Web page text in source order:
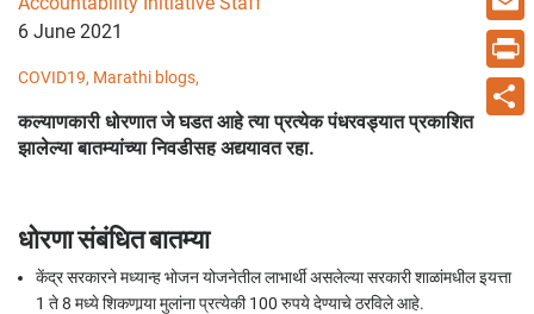
6 June 2021
COVID19, Marathi blogs,
कल्याणकारी धोरणात जे घडत आहे त्या प्रत्येक पंधरवड्यात प्रकाशित
झालेल्या बातम्यांच्या निवडीसह अद्ययावत रहा.
धोरणा संबंधित बातम्या
केंद्र सरकारने मध्यान्ह भोजन योजनेतील लाभार्थी असलेल्या सरकारी शाळांमधील इयत्ता
1 ते 8 मध्ये शिकणार्‍या मुलांना प्रत्येकी 100 रुपये देण्याचे ठरविले आहे.
Email
Print